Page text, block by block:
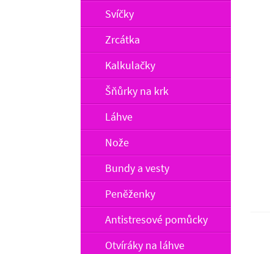
Svíčky
Zrcátka
Kalkulačky
Šňůrky na krk
Láhve
Nože
Bundy a vesty
Peněženky
Antistresové pomůcky
Otvíráky na láhve